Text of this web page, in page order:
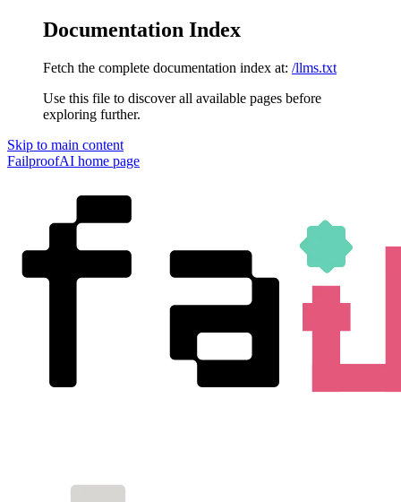
Documentation Index
Fetch the complete documentation index at: /llms.txt
Use this file to discover all available pages before
exploring further.
Skip to main content
FailproofAI home page